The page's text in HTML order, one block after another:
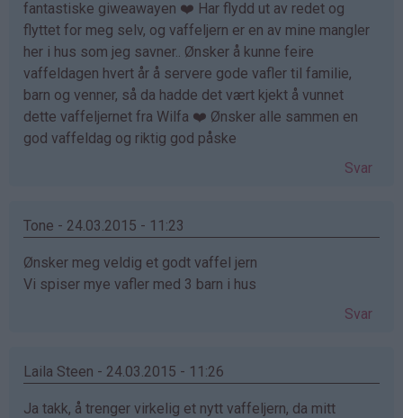
fantastiske giweawayen ❤️ Har flydd ut av redet og
flyttet for meg selv, og vaffeljern er en av mine mangler
her i hus som jeg savner.. Ønsker å kunne feire
vaffeldagen hvert år å servere gode vafler til familie,
barn og venner, så da hadde det vært kjekt å vunnet
dette vaffeljernet fra Wilfa ❤️ Ønsker alle sammen en
god vaffeldag og riktig god påske
Svar
Tone - 24.03.2015 - 11:23
Ønsker meg veldig et godt vaffel jern
Vi spiser mye vafler med 3 barn i hus
Svar
Laila Steen - 24.03.2015 - 11:26
Ja takk, å trenger virkelig et nytt vaffeljern, da mitt